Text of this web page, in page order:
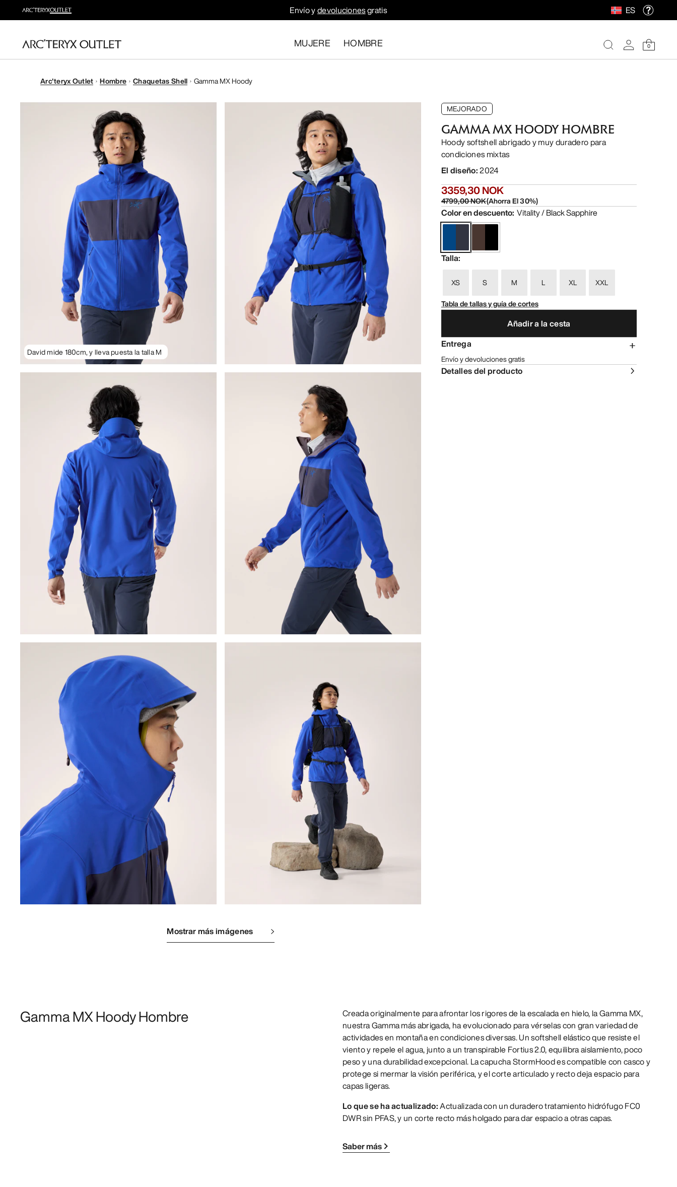
Envío ydevolucionesgratis ES
MUJERE HOMBRE 0
Arc'teryx Outlet Hombre Chaquetas Shell Gamma MX Hoody
David mide 180cm, y lleva puesta la talla M
Mostrar más imágenes
MEJORADO
GAMMA MX HOODY HOMBRE
Hoody softshell abrigado y muy duradero para
condiciones mixtas
El diseño:2024
3359,30 NOK
4799,00 NOK(Ahorra El30%)
Color en descuento: Vitality / Black Sapphire
Talla:
XS S M L XL
XXL
Tabla de tallas y guía de cortes
Añadir a la cesta
Entrega
Envío y devoluciones gratis
Detalles del producto
Gamma MX Hoody Hombre
Creada originalmente para afrontar los rigores de la escalada en hielo, la Gamma MX,
nuestra Gamma más abrigada, ha evolucionado para vérselas con gran variedad de
actividades en montaña en condiciones diversas. Un softshell elástico que resiste el
viento y repele el agua, junto a un transpirable Fortius 2.0, equilibra aislamiento, poco
peso y una durabilidad excepcional. La capucha StormHood es compatible con casco y
protege si mermar la visión periférica, y el corte articulado y recto deja espacio para
capas ligeras.
Lo que se ha actualizado:Actualizada con un duradero tratamiento hidrófugo FC0
DWR sin PFAS, y un corte recto más holgado para dar espacio a otras capas.
Saber más